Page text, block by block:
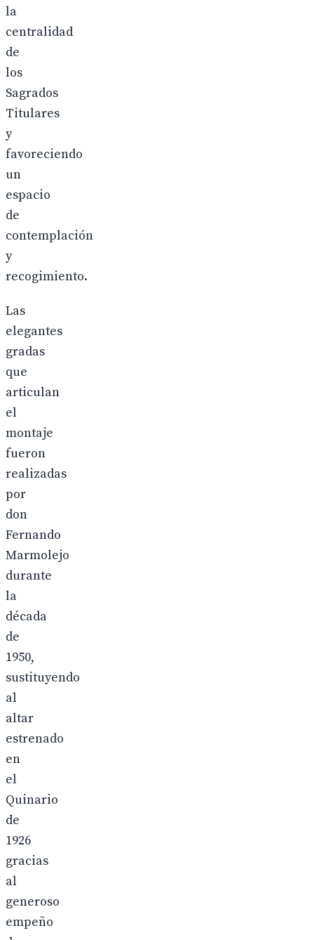
la
centralidad
de
los
Sagrados
Titulares
y
favoreciendo
un
espacio
de
contemplación
y
recogimiento.
Las
elegantes
gradas
que
articulan
el
montaje
fueron
realizadas
por
don
Fernando
Marmolejo
durante
la
década
de
1950,
sustituyendo
al
altar
estrenado
en
el
Quinario
de
1926
gracias
al
generoso
empeño